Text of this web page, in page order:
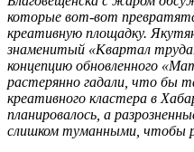
которые вот-вот
креативную площадку.
знаменитый «Квартал
концепцию обновленного
растерянно гадали, что бы
креативного кластера в
планировалось, а
слишком туманными, чтобы